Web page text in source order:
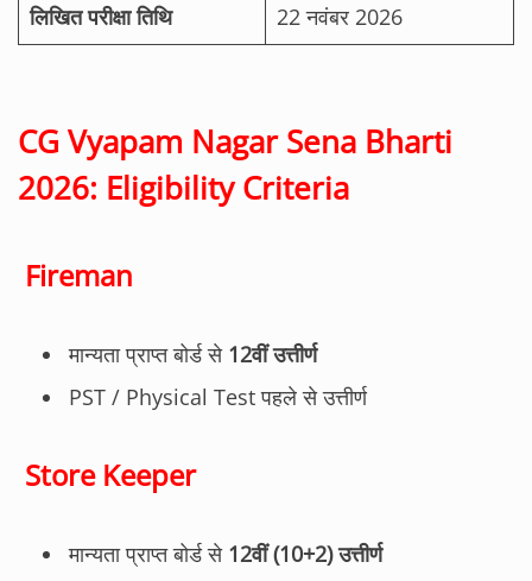
लिखित परीक्षा तिथि
22 नवंबर 2026
CG Vyapam Nagar Sena Bharti
2026: Eligibility Criteria
Fireman
मान्यता प्राप्त बोर्ड से 12वीं उत्तीर्ण
PST / Physical Test पहले से उत्तीर्ण
Store Keeper
मान्यता प्राप्त बोर्ड से 12वीं (10+2) उत्तीर्ण